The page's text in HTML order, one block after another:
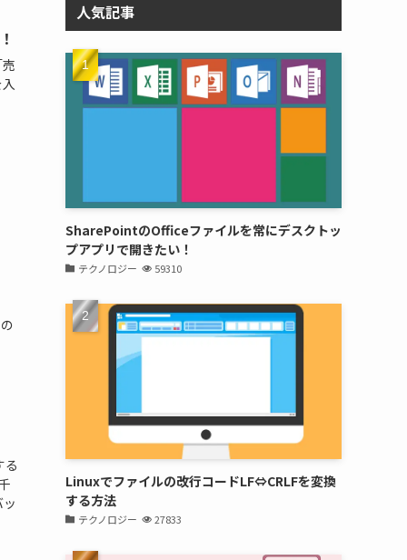
る
人気記事
SharePointのOfficeファイルを常にデスクトッ
プアプリで開きたい！
テクノロジー 59310
Linuxでファイルの改行コードLF⇔CRLFを変換
する方法
テクノロジー 27833